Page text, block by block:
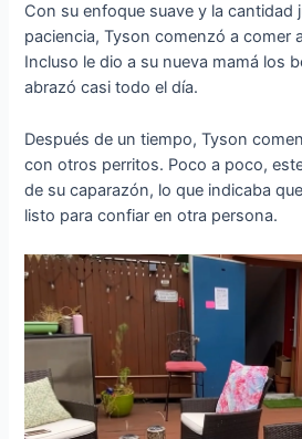
Con su enfoque suave y la cantidad
paciencia, Tyson comenzó a comer
Incluso le dio a su nueva mamá los
abrazó casi todo el día.
Después de un tiempo, Tyson
con otros perritos. Poco a poco,
de su caparazón, lo que indicaba
listo para confiar en otra persona.